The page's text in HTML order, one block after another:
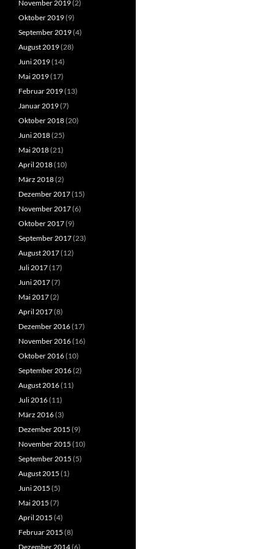
November 2019(2)
Oktober 2019(9)
September 2019(4)
August 2019(28)
Juni 2019(14)
Mai 2019(17)
Februar 2019(13)
Januar 2019(7)
Oktober 2018(20)
Juni 2018(25)
Mai 2018(21)
April 2018(10)
März 2018(2)
Dezember 2017(15)
November 2017(6)
Oktober 2017(9)
September 2017(23)
August 2017(12)
Juli 2017(17)
Juni 2017(7)
Mai 2017(2)
April 2017(8)
Dezember 2016(17)
November 2016(16)
Oktober 2016(10)
September 2016(2)
August 2016(11)
Juli 2016(11)
März 2016(3)
Dezember 2015 (9)
November 2015 (10)
September 2015 (5)
August 2015 (1)
Juni 2015 (5)
Mai 2015 (7)
April 2015 (4)
Februar 2015 (8)
Dezember 2014(6)